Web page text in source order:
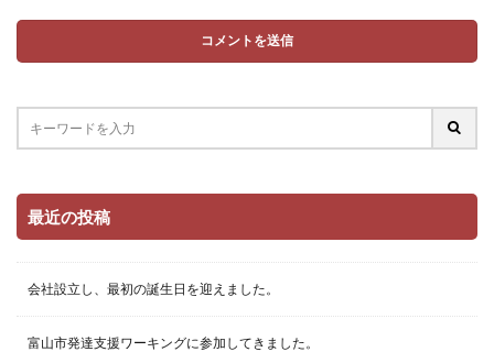
最近の投稿
会社設立し、最初の誕生日を迎えました。
富山市発達支援ワーキングに参加してきました。